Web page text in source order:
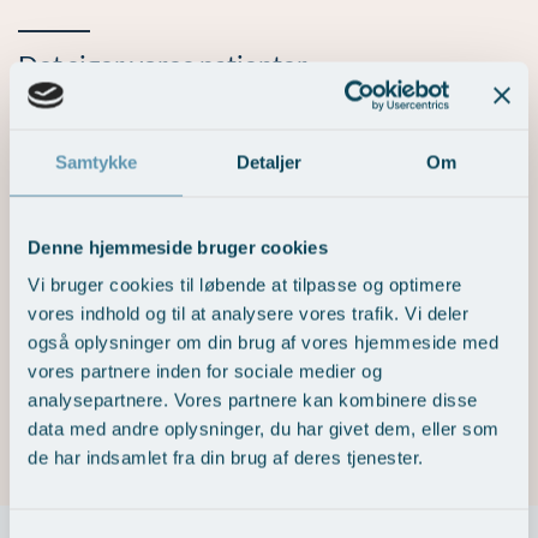
Samtykke Detaljer Om
Denne hjemmeside bruger cookies
Vi bruger cookies til løbende at tilpasse og optimere
vores indhold og til at analysere vores trafik. Vi deler
også oplysninger om din brug af vores hjemmeside med
vores partnere inden for sociale medier og
analysepartnere. Vores partnere kan kombinere disse
data med andre oplysninger, du har givet dem, eller som
de har indsamlet fra din brug af deres tjenester.
Det siger vores patienter
Her er blevet mødt af en meget kompetent og utrolig
imødekommende Solveig, der for første gang har anskueliggjort for
i min tilgang til mig selv som person. Hun har følgelig præsenteret
mig for et forløb, hvor søvnskemaer etc. har fyldt meget, men hvor
jeg kognitivt har skullet arbejde sideløbende med mig selv.
Det har resulteret i, at jeg for første gang i mit liv har fået en reel
vejledning, sådan at jeg i dag har et normalt forhold til min søvn.
LÆS MERE > Søvn